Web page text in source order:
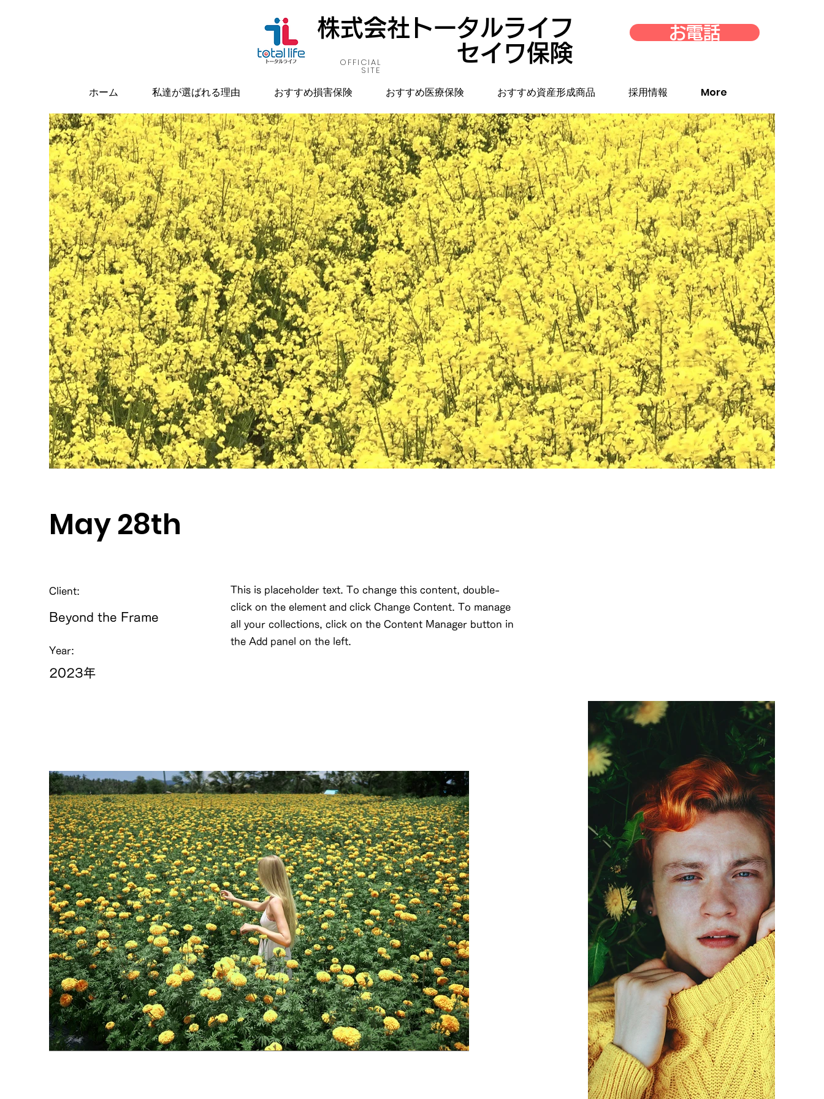
株式会社トータルライフ
セイワ保険
OFFICIAL
SITE
お電話
May 28th
Client:
Beyond the Frame
Year:
2023年
This is placeholder text. To change this content, double-
click on the element and click Change Content. To manage
all your collections, click on the Content Manager button in
the Add panel on the left.
ホーム 私達が選ばれる理由 おすすめ損害保険 おすすめ医療保険 おすすめ資産形成商品 採用情報 More